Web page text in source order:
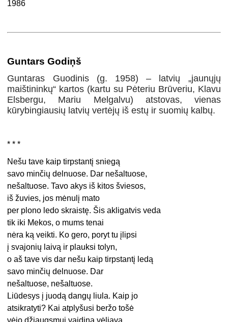
1986
Guntars Godiņš
Guntaras Guodinis (g. 1958) – latvių „jaunųjų
maištininkų“ kartos (kartu su Pėteriu Brūveriu, Klavu
Elsbergu, Mariu Melgalvu) atstovas, vienas
kūrybingiausių latvių vertėjų iš estų ir suomių kalbų.
* * *
Nešu tave kaip tirpstantį sniegą
savo minčių delnuose. Dar nešaltuose,
nešaltuose. Tavo akys iš kitos šviesos,
iš žuvies, jos mėnulį mato
per plono ledo skraistę. Šis akligatvis veda
tik iki Mekos, o mums tenai
nėra ką veikti. Ko gero, poryt tu įlipsi
į svajonių laivą ir plauksi tolyn,
o aš tave vis dar nešu kaip tirpstantį ledą
savo minčių delnuose. Dar
nešaltuose, nešaltuose.
Liūdesys į juodą dangų liula. Kaip jo
atsikratyti? Kai atplyšusi beržo tošė
vėjo džiaugsmui vaidina vėliavą